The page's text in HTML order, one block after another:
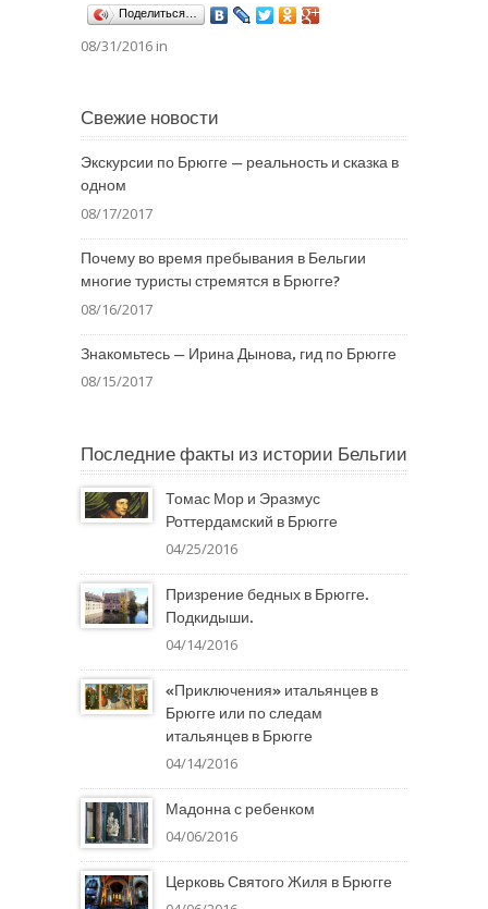
Поделиться…
08/31/2016 in
Свежие новости
Экскурсии по Брюгге — реальность и сказка в
одном
08/17/2017
Почему во время пребывания в Бельгии
многие туристы стремятся в Брюгге?
08/16/2017
Знакомьтесь — Ирина Дынова, гид по Брюгге
08/15/2017
Последние факты из истории Бельгии
Томас Мор и Эразмус
Роттердамский в Брюгге
04/25/2016
Призрение бедных в Брюгге.
Подкидыши.
04/14/2016
«Приключения» итальянцев в
Брюгге или по следам
итальянцев в Брюгге
04/14/2016
Мадонна с ребенком
04/06/2016
Церковь Святого Жиля в Брюгге